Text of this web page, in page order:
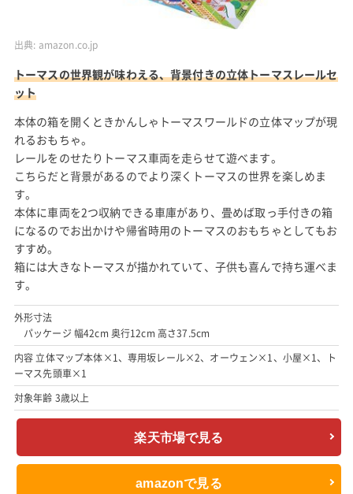
出典: amazon.co.jp
トーマスの世界観が味わえる、背景付きの立体トーマスレールセ
ット
本体の箱を開くときかんしゃトーマスワールドの立体マップが現
れるおもちゃ。
レールをのせたりトーマス車両を走らせて遊べます。
こちらだと背景があるのでより深くトーマスの世界を楽しめま
す。
本体に車両を2つ収納できる車庫があり、畳めば取っ手付きの箱
になるのでお出かけや帰省時用のトーマスのおもちゃとしてもお
すすめ。
箱には大きなトーマスが描かれていて、子供も喜んで持ち運べま
す。
外形寸法
パッケージ 幅42cm 奥行12cm 高さ37.5cm
内容 立体マップ本体×1、専用坂レール×2、オーウェン×1、小屋×1、ト
ーマス先頭車×1
対象年齢 3歳以上
楽天市場で見る
amazonで見る